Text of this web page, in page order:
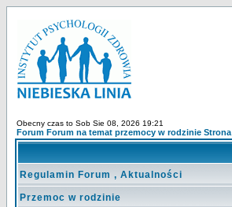
Obecny czas to Sob Sie 08, 2026 19:21
Forum Forum na temat przemocy w rodzinie Strona
Regulamin Forum , Aktualności
Przemoc w rodzinie